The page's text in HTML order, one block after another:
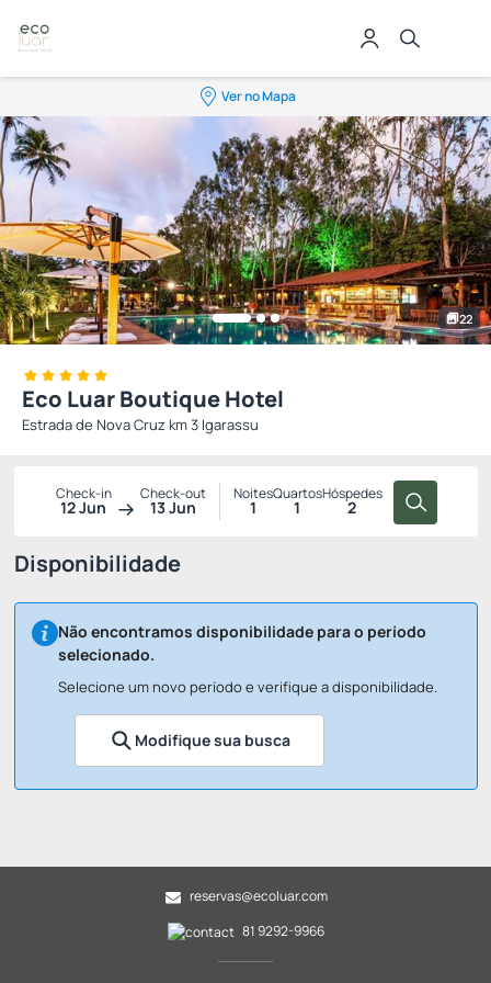
Ver no Mapa
22
Eco Luar Boutique Hotel
Estrada de Nova Cruz km 3 Igarassu
Check-in
12 Jun
Check-out
13 Jun
Noites
1
Quartos
1
Hóspedes
2
Disponibilidade
Não encontramos disponibilidade para o período
selecionado.
Selecione um novo período e verifique a disponibilidade.
Modifique sua busca
reservas@ecoluar.com
81 9292-9966